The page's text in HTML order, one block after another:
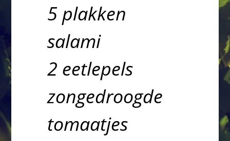
5 plakken
salami
2 eetlepels
zongedroogde
tomaatjes